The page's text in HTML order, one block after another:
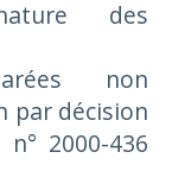
des
non
par décision
2000-436